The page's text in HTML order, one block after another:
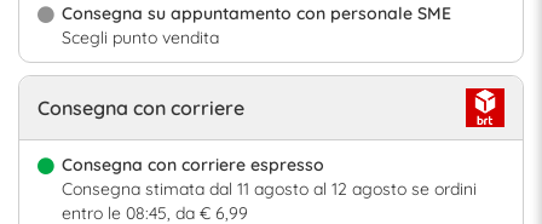
Consegna su appuntamento con personale SME
Scegli punto vendita
Consegna con corriere
Consegna con corriere espresso
Consegna stimata dal 11 agosto al 12 agosto se ordini
entro le 08:45, da € 6,99